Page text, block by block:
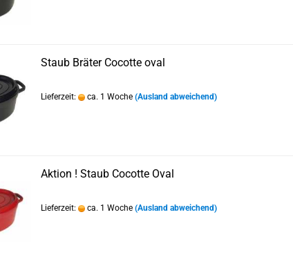
Staub Bräter Cocotte oval
Lieferzeit: ca. 1 Woche (Ausland abweichend)
Aktion ! Staub Cocotte Oval
Lieferzeit: ca. 1 Woche (Ausland abweichend)